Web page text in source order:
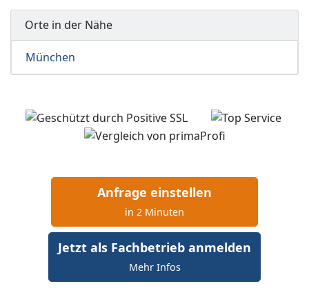
Orte in der Nähe
München
Anfrage einstellen
in 2 Minuten
Jetzt als Fachbetrieb anmelden
Mehr Infos